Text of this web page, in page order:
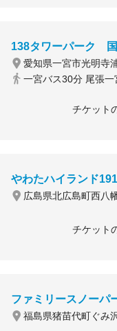
138タワーパーク
愛知県一宮市光明寺
一宮バス30分 尾張
チケット
やわたハイランド
広島県北広島町西八
チケット
ファミリースノー
福島県猪苗代町ぐみ